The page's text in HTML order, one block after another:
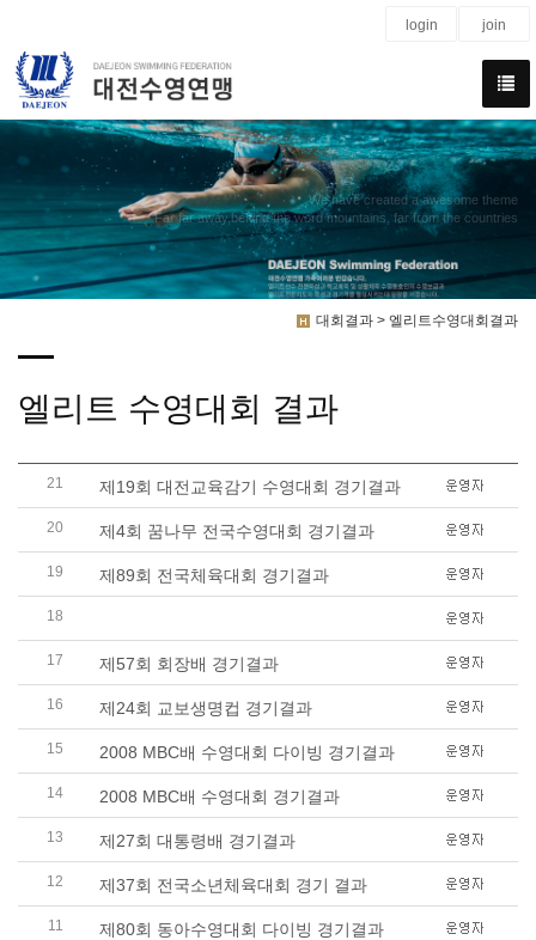
login join
We have created a awesome theme
Far far away,behind the word mountains, far from the countries
대회결과 > 엘리트수영대회결과
엘리트 수영대회 결과
21 제19회 대전교육감기 수영대회 경기결과
20 제4회 꿈나무 전국수영대회 경기결과
19 제89회 전국체육대회 경기결과
18
17 제57회 회장배 경기결과
16 제24회 교보생명컵 경기결과
15 2008 MBC배 수영대회 다이빙 경기결과
14 2008 MBC배 수영대회 경기결과
13 제27회 대통령배 경기결과
12 제37회 전국소년체육대회 경기 결과
11 제80회 동아수영대회 다이빙 경기결과